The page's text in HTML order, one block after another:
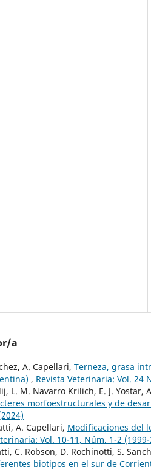
a
A. Capellari, Terneza, grasa
, Revista Veterinaria: Vol. 24
L. M. Navarro Krilich, E. J. Yostar,
morfoestructurales y de
A. Capellari, Modificaciones del
Vol. 10-11, Núm. 1-2
C. Robson, D. Rochinotti, S.
biotipos en el sur de